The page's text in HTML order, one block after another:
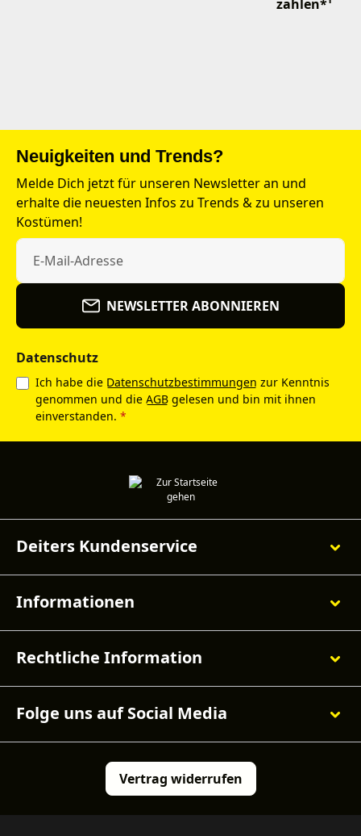
zahlen*¹
Neuigkeiten und Trends?
Melde Dich jetzt für unseren Newsletter an und
erhalte die neuesten Infos zu Trends & zu unseren
Kostümen!
NEWSLETTER ABONNIEREN
Datenschutz
Ich habe die Datenschutzbestimmungen zur Kenntnis
genommen und die AGB gelesen und bin mit ihnen
einverstanden. *
Deiters Kundenservice
Informationen
Rechtliche Information
Folge uns auf Social Media
Vertrag widerrufen